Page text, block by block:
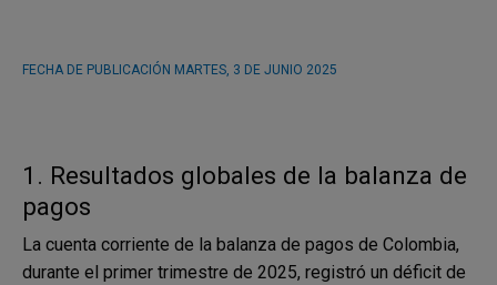
FECHA DE PUBLICACIÓN MARTES, 3 DE JUNIO 2025
1. Resultados globales de la balanza de
pagos
La cuenta corriente de la balanza de pagos de Colombia,
durante el primer trimestre de 2025, registró un déficit de